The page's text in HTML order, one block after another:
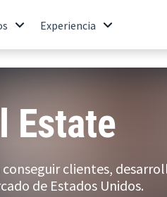
Experiencia
Estate
clientes,
de Estados Unidos.